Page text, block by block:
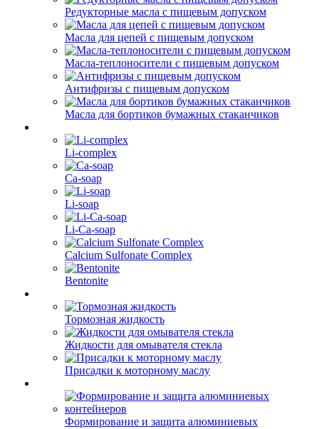
Редукторные масла с пищевым допуском
Масла для цепей с пищевым допуском
Масла-теплоносители с пищевым допуском
Антифризы с пищевым допуском
Масла для бортиков бумажных стаканчиков
Li-complex
Ca-soap
Li-soap
Li-Ca-soap
Calcium Sulfonate Complex
Bentonite
Тормозная жидкость
Жидкости для омывателя стекла
Присадки к моторному маслу
Формирование и защита алюминиевых